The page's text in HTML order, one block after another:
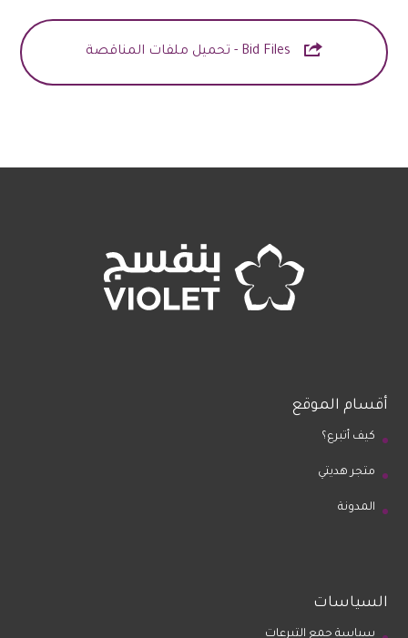
 Bid Files - تحميل ملفات المناقصة
أقسام الموقع
كيف أتبرع؟
متجر هديتي
المدونة
السياسات
سياسة جمع التبرعات